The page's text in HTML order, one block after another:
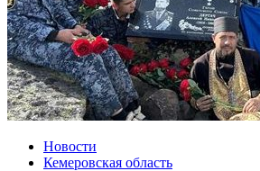
Новости
Кемеровская область